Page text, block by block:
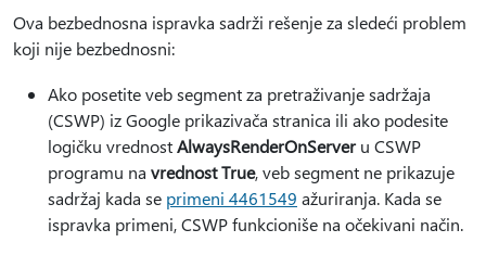
Ova bezbednosna ispravka sadrži rešenje za sledeći problem
koji nije bezbednosni:
Ako posetite veb segment za pretraživanje sadržaja
(CSWP) iz Google prikazivača stranica ili ako podesite
logičku vrednostAlwaysRenderOnServeru CSWP
programu na vrednost True, veb segment ne prikazuje
sadržaj kada se primeni 4461549 ažuriranja. Kada se
ispravka primeni, CSWP funkcioniše na očekivani način.